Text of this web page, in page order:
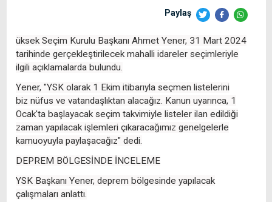
Paylaş
üksek Seçim Kurulu Başkanı Ahmet Yener, 31 Mart 2024
tarihinde gerçekleştirilecek mahalli idareler seçimleriyle
ilgili açıklamalarda bulundu.
Yener, "YSK olarak 1 Ekim itibarıyla seçmen listelerini
biz nüfus ve vatandaşlıktan alacağız. Kanun uyarınca, 1
Ocak'ta başlayacak seçim takvimiyle listeler ilan edildiği
zaman yapılacak işlemleri çıkaracağımız genelgelerle
kamuoyuyla paylaşacağız" dedi.
DEPREM BÖLGESİNDE İNCELEME
YSK Başkanı Yener, deprem bölgesinde yapılacak
çalışmaları anlattı.